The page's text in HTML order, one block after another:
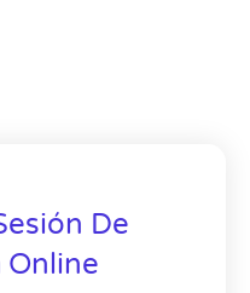
De
Online